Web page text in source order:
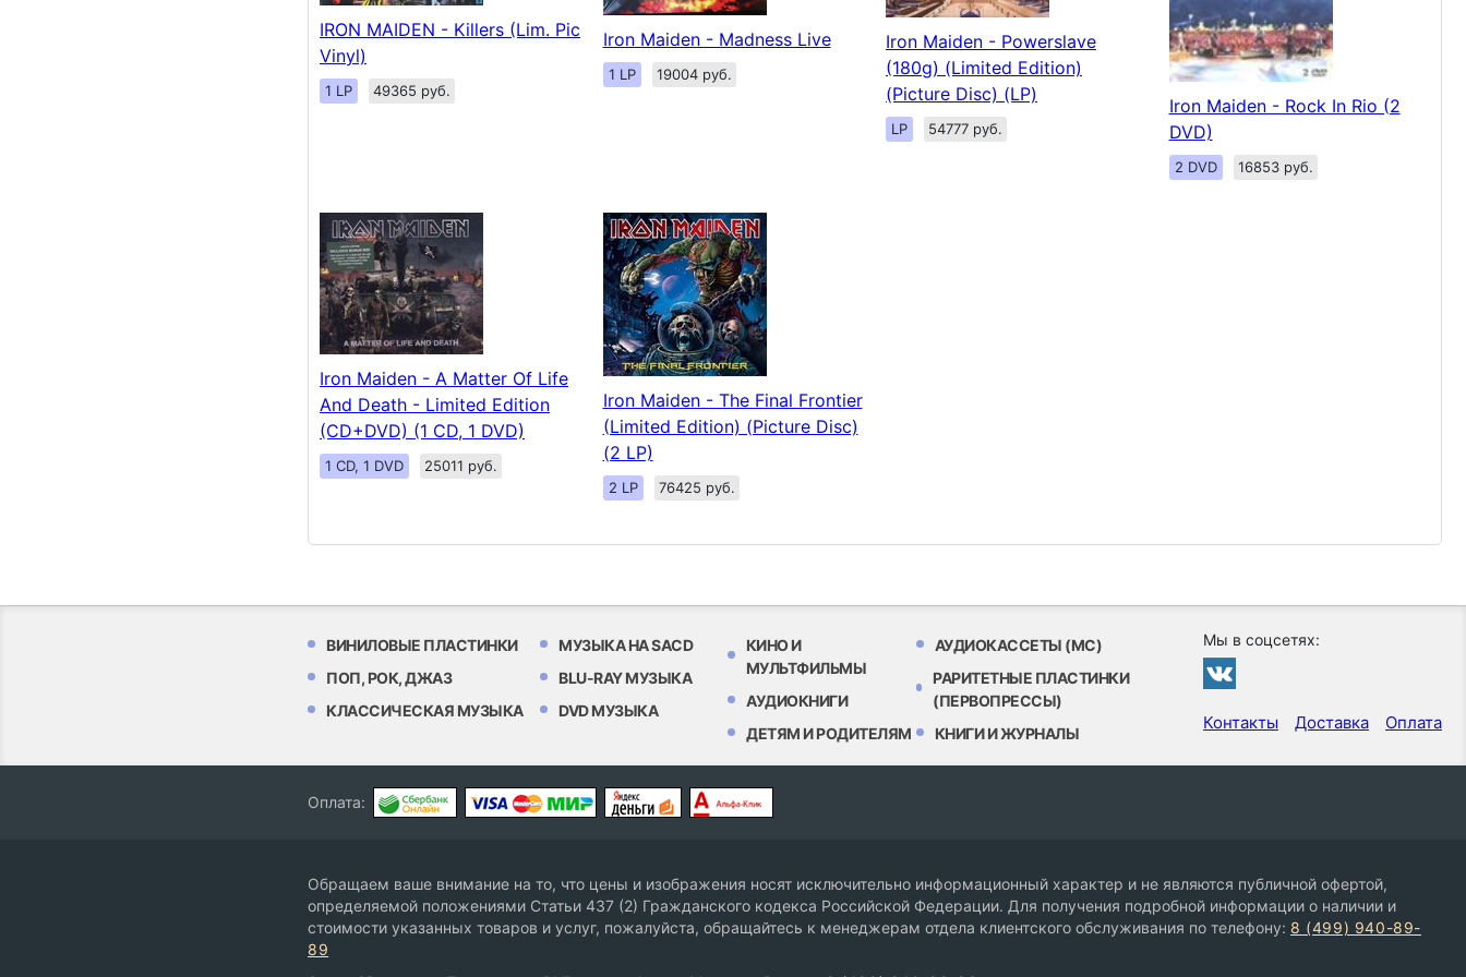
IRON MAIDEN - Killers (Lim. Pic
Vinyl)
1 LP 49365 руб.
Iron Maiden - Madness Live
1 LP 19004 руб.
Iron Maiden - Powerslave
(180g) (Limited Edition)
(Picture Disc) (LP)
LP 54777 руб.
Iron Maiden - Rock In Rio (2
DVD)
2 DVD 16853 руб.
Iron Maiden - A Matter Of Life
And Death - Limited Edition
(CD+DVD) (1 CD, 1 DVD)
1 CD, 1 DVD 25011 руб.
Iron Maiden - The Final Frontier
(Limited Edition) (Picture Disc)
(2 LP)
2 LP 76425 руб.
ВИНИЛОВЫЕ ПЛАСТИНКИ
ПОП, РОК, ДЖАЗ
КЛАССИЧЕСКАЯ МУЗЫКА
МУЗЫКА НА SACD
BLU-RAY МУЗЫКА
DVD МУЗЫКА
КИНО И
МУЛЬТФИЛЬМЫ
АУДИОКНИГИ
ДЕТЯМ И РОДИТЕЛЯМ
АУДИОКАССЕТЫ (MC)
РАРИТЕТНЫЕ ПЛАСТИНКИ
(ПЕРВОПРЕССЫ)
КНИГИ И ЖУРНАЛЫ
Мы в соцсетях:
Контакты Доставка Оплата
Оплата:
Обращаем ваше внимание на то, что цены и изображения носят исключительно информационный характер и не являются публичной офертой,
определяемой положениями Статьи 437 (2) Гражданского кодекса Российской Федерации. Для получения подробной информации о наличии и
стоимости указанных товаров и услуг, пожалуйста, обращайтесь к менеджерам отдела клиентского обслуживания по телефону: 8 (499) 940-89-
89